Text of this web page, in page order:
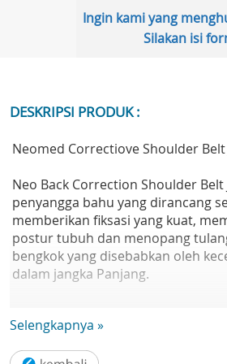
Ingin kami yang
Silakan isi
DESKRIPSI PRODUK :
Neomed Correctiove Shoulder Belt
Neo Back Correction Shoulder Belt
penyangga bahu yang dirancang
memberikan fiksasi yang kuat,
postur tubuh dan menopang
bengkok yang disebabkan oleh
dalam jangka Panjang.
:
Selengkapnya »